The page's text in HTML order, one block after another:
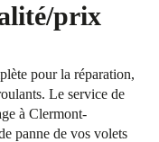
prix
pour la réparation,
Le service de
à Clermont-
panne de vos volets